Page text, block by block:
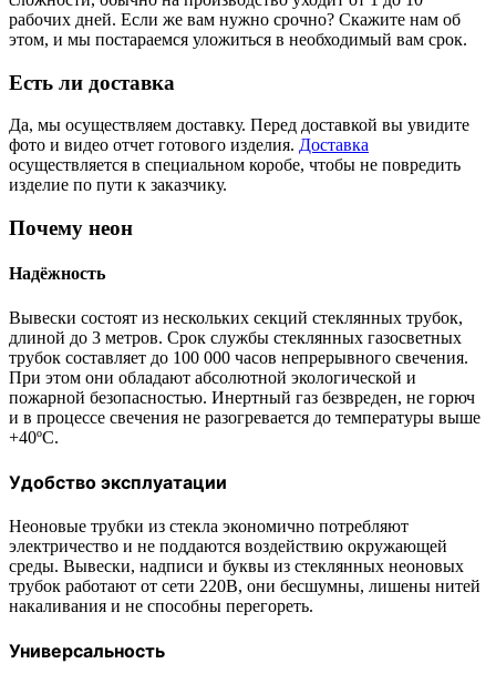
рабочих дней. Если же вам нужно срочно? Скажите нам об
этом, и мы постараемся уложиться в необходимый вам срок.
Есть ли доставка
Да, мы осуществляем доставку. Перед доставкой вы увидите
фото и видео отчет готового изделия. Доставка
осуществляется в специальном коробе, чтобы не повредить
изделие по пути к заказчику.
Почему неон
Надёжность
Вывески состоят из нескольких секций стеклянных трубок,
длиной до 3 метров. Срок службы стеклянных газосветных
трубок составляет до 100 000 часов непрерывного свечения.
При этом они обладают абсолютной экологической и
пожарной безопасностью. Инертный газ безвреден, не горюч
и в процессе свечения не разогревается до температуры выше
+40ºС.
Удобство эксплуатации
Неоновые трубки из стекла экономично потребляют
электричество и не поддаются воздействию окружающей
среды. Вывески, надписи и буквы из стеклянных неоновых
трубок работают от сети 220В, они бесшумны, лишены нитей
накаливания и не способны перегореть.
Универсальность